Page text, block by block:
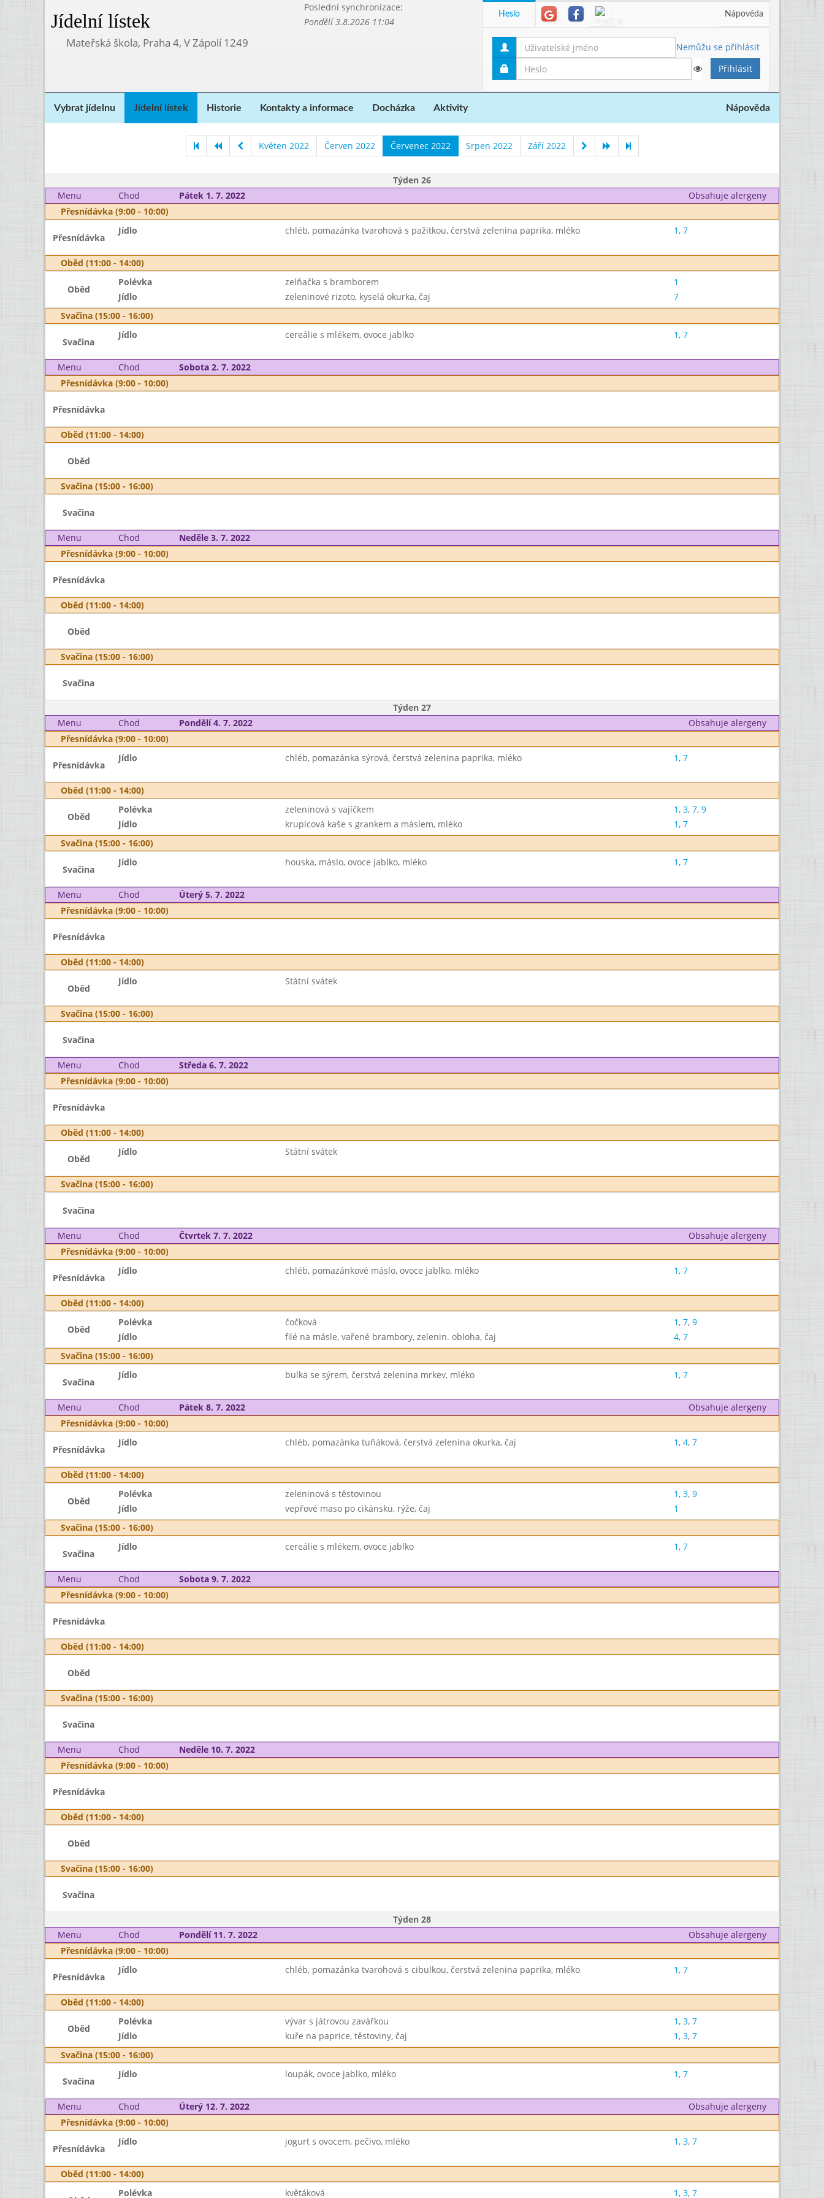
Jídelní lístek
Poslední synchronizace:
Pondělí 3.8.2026 11:04
Mateřská škola, Praha 4, V Zápolí 1249
Heslo Nápověda
Nemůžu se přihlásit
Vybrat jídelnu Jídelní lístek Historie Kontakty a informace Docházka Aktivity Nápověda
Květen 2022 Červen 2022 Červenec 2022 Srpen 2022 Září 2022
Týden 26
Menu
Chod Pátek 1. 7. 2022
Obsahuje alergeny
Přesnídávka (9:00 - 10:00)
Přesnídávka
Jídlo chléb, pomazánka tvarohová s pažitkou, čerstvá zelenina paprika, mléko 1, 7
Oběd (11:00 - 14:00)
Oběd
Polévka zelňačka s bramborem
1
Jídlo
zeleninové rizoto, kyselá okurka, čaj
7
Svačina (15:00 - 16:00)
Svačina
Jídlo cereálie s mlékem, ovoce jablko 1, 7
Menu Chod
Sobota 2. 7. 2022
Přesnídávka (9:00 - 10:00)
Přesnídávka
Oběd (11:00 - 14:00)
Oběd
Svačina (15:00 - 16:00)
Svačina
Menu Chod
Neděle 3. 7. 2022
Přesnídávka (9:00 - 10:00)
Přesnídávka
Oběd (11:00 - 14:00)
Oběd
Svačina (15:00 - 16:00)
Svačina
Týden 27
Menu
Chod Pondělí 4. 7. 2022
Obsahuje alergeny
Přesnídávka (9:00 - 10:00)
Přesnídávka
Jídlo chléb, pomazánka sýrová, čerstvá zelenina paprika, mléko 1, 7
Oběd (11:00 - 14:00)
Oběd
Polévka zeleninová s vajíčkem 1, 3, 7, 9
Jídlo
krupicová kaše s grankem a máslem, mléko 1, 7
Svačina (15:00 - 16:00)
Svačina
Jídlo houska, máslo, ovoce jablko, mléko 1, 7
Menu Chod
Úterý 5. 7. 2022
Přesnídávka (9:00 - 10:00)
Přesnídávka
Oběd (11:00 - 14:00)
Oběd
Jídlo Státní svátek
Svačina (15:00 - 16:00)
Svačina
Menu Chod
Středa 6. 7. 2022
Přesnídávka (9:00 - 10:00)
Přesnídávka
Oběd (11:00 - 14:00)
Oběd
Jídlo Státní svátek
Svačina (15:00 - 16:00)
Svačina
Menu Chod Čtvrtek 7. 7. 2022
Obsahuje alergeny
Přesnídávka (9:00 - 10:00)
Přesnídávka
Jídlo chléb, pomazánkové máslo, ovoce jablko, mléko 1, 7
Oběd (11:00 - 14:00)
Oběd
Polévka čočková 1, 7, 9
Jídlo
filé na másle, vařené brambory, zelenin. obloha, čaj 4, 7
Svačina (15:00 - 16:00)
Svačina
Jídlo bulka se sýrem, čerstvá zelenina mrkev, mléko 1, 7
Menu Chod Pátek 8. 7. 2022
Obsahuje alergeny
Přesnídávka (9:00 - 10:00)
Přesnídávka
Jídlo chléb, pomazánka tuňáková, čerstvá zelenina okurka, čaj 1, 4, 7
Oběd (11:00 - 14:00)
Oběd
Polévka zeleninová s těstovinou 1, 3, 9
Jídlo
vepřové maso po cikánsku, rýže, čaj
1
Svačina (15:00 - 16:00)
Svačina
Jídlo cereálie s mlékem, ovoce jablko 1, 7
Menu Chod
Sobota 9. 7. 2022
Přesnídávka (9:00 - 10:00)
Přesnídávka
Oběd (11:00 - 14:00)
Oběd
Svačina (15:00 - 16:00)
Svačina
Menu Chod
Neděle 10. 7. 2022
Přesnídávka (9:00 - 10:00)
Přesnídávka
Oběd (11:00 - 14:00)
Oběd
Svačina (15:00 - 16:00)
Svačina
Týden 28
Menu
Chod Pondělí 11. 7. 2022
Obsahuje alergeny
Přesnídávka (9:00 - 10:00)
Přesnídávka
Jídlo chléb, pomazánka tvarohová s cibulkou, čerstvá zelenina paprika, mléko 1, 7
Oběd (11:00 - 14:00)
Oběd
Polévka vývar s játrovou zavářkou 1, 3, 7
Jídlo
kuře na paprice, těstoviny, čaj 1, 3, 7
Svačina (15:00 - 16:00)
Svačina
Jídlo loupák, ovoce jablko, mléko 1, 7
Menu Chod Úterý 12. 7. 2022
Obsahuje alergeny
Přesnídávka (9:00 - 10:00)
Přesnídávka
Jídlo jogurt s ovocem, pečivo, mléko 1, 3, 7
Oběd (11:00 - 14:00)
Polévka květáková 1, 3, 7